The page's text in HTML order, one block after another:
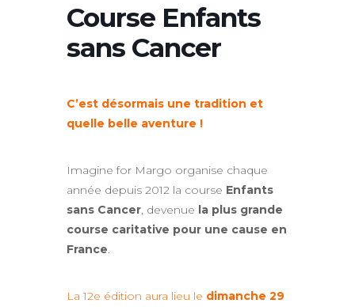
Course Enfants
sans Cancer
C’est désormais une tradition et
quelle belle aventure !
Imagine for Margo organise chaque
année depuis 2012 la course Enfants
sans Cancer, devenue la plus grande
course caritative pour une cause en
France.
La 12e édition aura lieu le dimanche 29